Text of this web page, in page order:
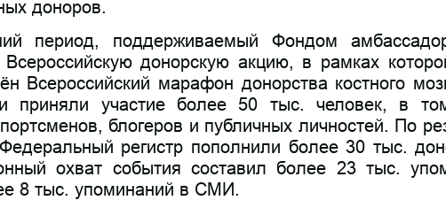
доноров.
период, поддерживаемый Фондом
Всероссийскую донорскую акцию, в рамках
Всероссийский марафон донорства костного
приняли участие более 50 тыс. человек, в
блогеров и публичных личностей. По
регистр пополнили более 30 тыс.
охват события составил более 23 тыс.
8 тыс. упоминаний в СМИ.